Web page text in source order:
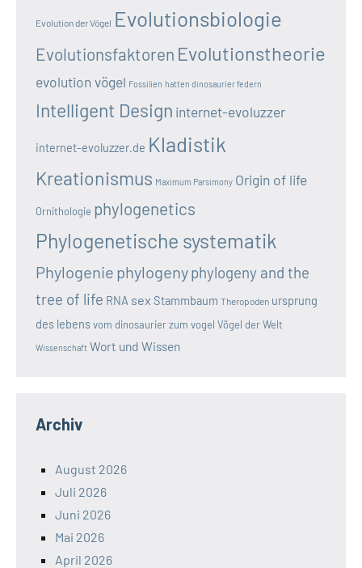
Evolution der Vögel Evolutionsbiologie
Evolutionsfaktoren Evolutionstheorie
evolution vögel Fossilien hatten dinosaurier federn
Intelligent Design internet-evoluzzer
internet-evoluzzer.de Kladistik
Kreationismus Maximum Parsimony Origin of life
Ornithologie phylogenetics
Phylogenetische systematik
Phylogenie phylogenyphylogeny and the
tree of life RNA sex Stammbaum Theropoden ursprung
des lebensvom dinosaurier zum vogel Vögel der Welt
Wissenschaft Wort und Wissen
Archiv
August 2026
Juli 2026
Juni 2026
Mai 2026
April 2026